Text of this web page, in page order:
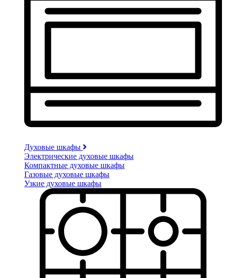
Духовые шкафы
Электрические духовые шкафы
Компактные духовые шкафы
Газовые духовые шкафы
Узкие духовые шкафы